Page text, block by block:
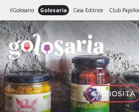
ilGolosario Golosaria Casa Editrice Club
SFIZIOSITA